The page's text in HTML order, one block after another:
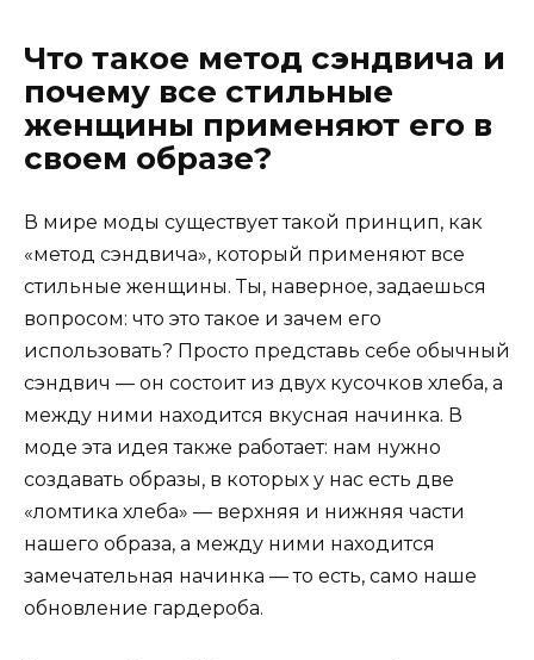
Что такое метод сэндвича и
почему все стильные
женщины применяют его в
своем образе?
В мире моды существует такой принцип, как
«метод сэндвича», который применяют все
стильные женщины. Ты, наверное, задаешься
вопросом: что это такое и зачем его
использовать? Просто представь себе обычный
сэндвич — он состоит из двух кусочков хлеба, а
между ними находится вкусная начинка. В
моде эта идея также работает: нам нужно
создавать образы, в которых у нас есть две
«ломтика хлеба» — верхняя и нижняя части
нашего образа, а между ними находится
замечательная начинка — то есть, само наше
обновление гардероба.